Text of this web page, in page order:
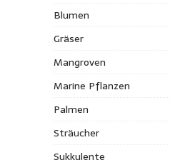
Blumen
Gräser
Mangroven
Marine Pflanzen
Palmen
Sträucher
Sukkulente